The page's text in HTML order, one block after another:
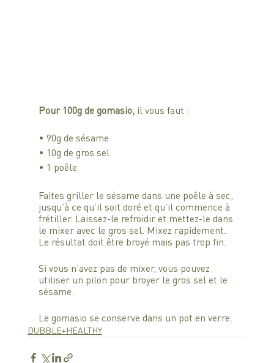
Pour 100g de gomasio, il vous faut :
• 90g de sésame
• 10g de gros sel
• 1 poêle
Faites griller le sésame dans une poêle à sec,
jusqu’à ce qu’il soit doré et qu’il commence à
frétiller. Laissez-le refroidir et mettez-le dans
le mixer avec le gros sel. Mixez rapidement.
Le résultat doit être broyé mais pas trop fin.
Si vous n’avez pas de mixer, vous pouvez
utiliser un pilon pour broyer le gros sel et le
sésame.
Le gomasio se conserve dans un pot en verre.
DUBBLE+HEALTHY